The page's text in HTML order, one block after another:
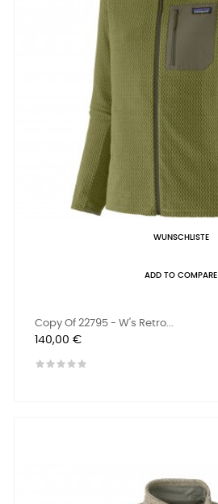
WUNSCHLISTE
ADD TO COMPARE
Copy Of 22795 - W's Retro...
Preis
140,00 €